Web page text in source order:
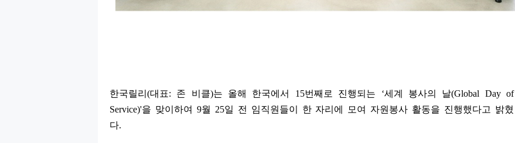
한국릴리 (대표: 존 비클)는 올해 한국에서 15번째로 진행되는 ‘세계 봉사의 날(Global Day of
Service)'을 맞이하여 9월 25일 전 임직원들이 한 자리에 모여 자원봉사 활동을 진행했다고 밝혔
다.